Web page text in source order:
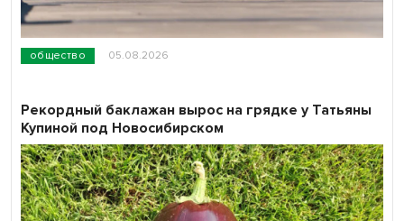
общество 05.08.2026
Рекордный баклажан вырос на грядке у Татьяны
Купиной под Новосибирском